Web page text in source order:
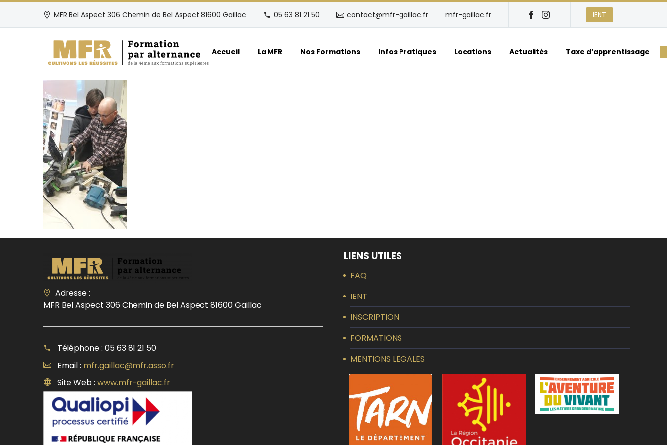
MFR Bel Aspect 306 Chemin de Bel Aspect 81600 Gaillac 05 63 81 21 50 contact@mfr-gaillac.fr mfr-gaillac.fr IENT
Accueil La MFR Nos Formations Infos Pratiques Locations Actualités Taxe d’apprentissage
Adresse :
MFR Bel Aspect 306 Chemin de Bel Aspect 81600 Gaillac
Téléphone : 05 63 81 21 50
Email : mfr.gaillac@mfr.asso.fr
Site Web : www.mfr-gaillac.fr
LIENS UTILES
FAQ
IENT
INSCRIPTION
FORMATIONS
MENTIONS LEGALES